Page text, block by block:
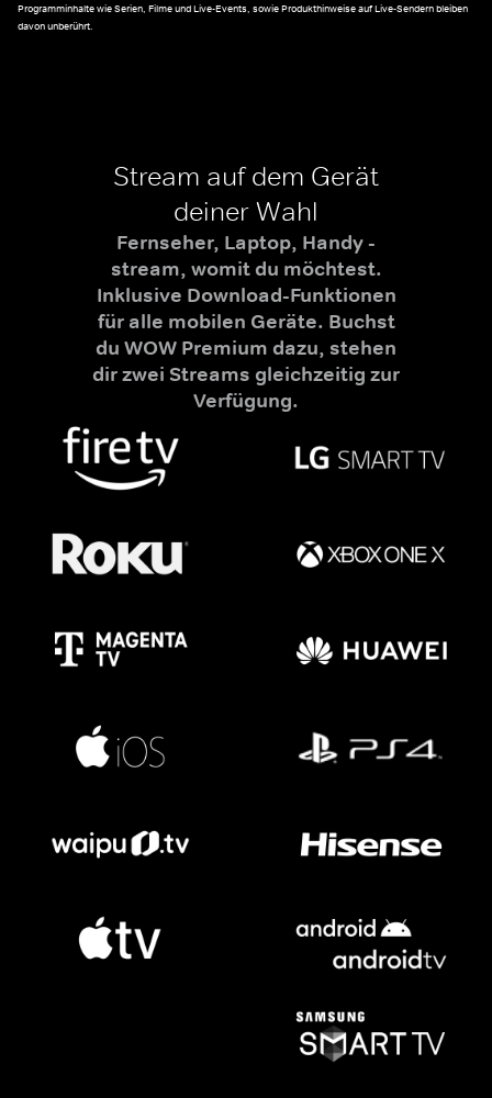
Programminhalte wie Serien, Filme und Live-Events, sowie Produkthinweise auf Live-Sendern bleiben
davon unberührt.
Stream auf dem Gerät
deiner Wahl
Fernseher, Laptop, Handy -
stream, womit du möchtest.
Inklusive Download-Funktionen
für alle mobilen Geräte. Buchst
du WOW Premium dazu, stehen
dir zwei Streams gleichzeitig zur
Verfügung.